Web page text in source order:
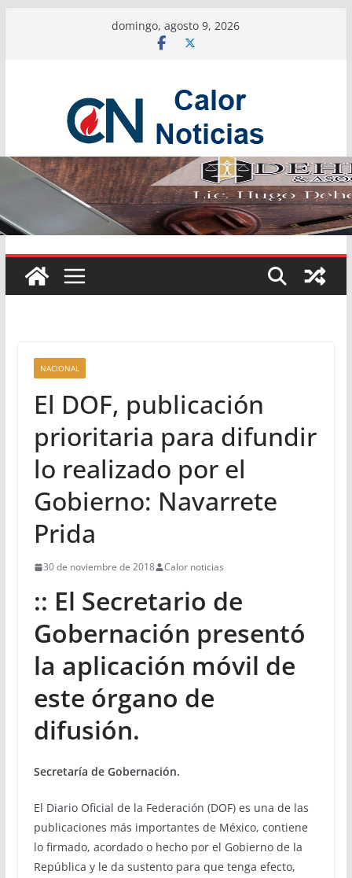
domingo, agosto 9, 2026
NACIONAL
El DOF, publicación
prioritaria para difundir
lo realizado por el
Gobierno: Navarrete
Prida
30 de noviembre de 2018 Calor noticias
:: El Secretario de
Gobernación presentó
la aplicación móvil de
este órgano de
difusión.
Secretaría de Gobernación.
El Diario Oficial de la Federación (DOF) es una de las
publicaciones más importantes de México, contiene
lo firmado, acordado o hecho por el Gobierno de la
República y le da sustento para que tenga efecto,